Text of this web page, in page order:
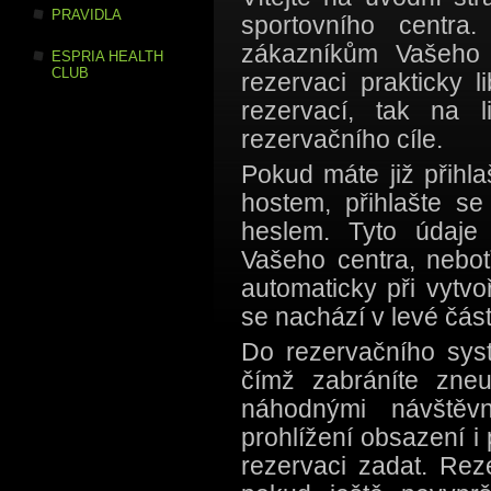
sportovního
zákazníkům
rezervaci prakticky
rezervací, tak na
rezervačního cíle.
Pokud máte již
hostem, přihlašte
heslem. Tyto
Vašeho centra,
automaticky při
se nachází v levé
Do rezervačního
čímž zabráníte
náhodnými
prohlížení obsazení i
rezervaci zadat.
PRAVIDLA
ESPRIA HEALTH
CLUB